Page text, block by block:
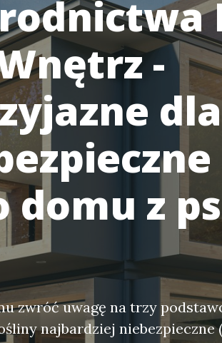
-
dla
domu z
zwróć uwagę na trzy
najbardziej niebezpieczne